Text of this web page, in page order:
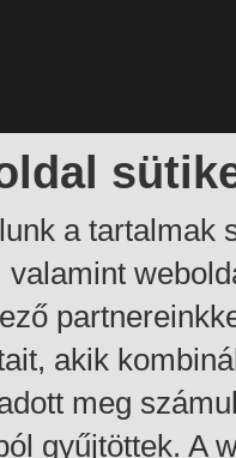
a tartalmak
valamint
akik
meg
gyűjtöttek. A